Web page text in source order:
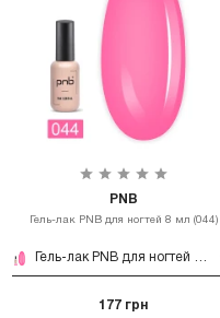
PNB
Гель-лак PNB для ногтей 8 мл (044)
Гель-лак PNB для ногтей 8 мл (044)
177 грн